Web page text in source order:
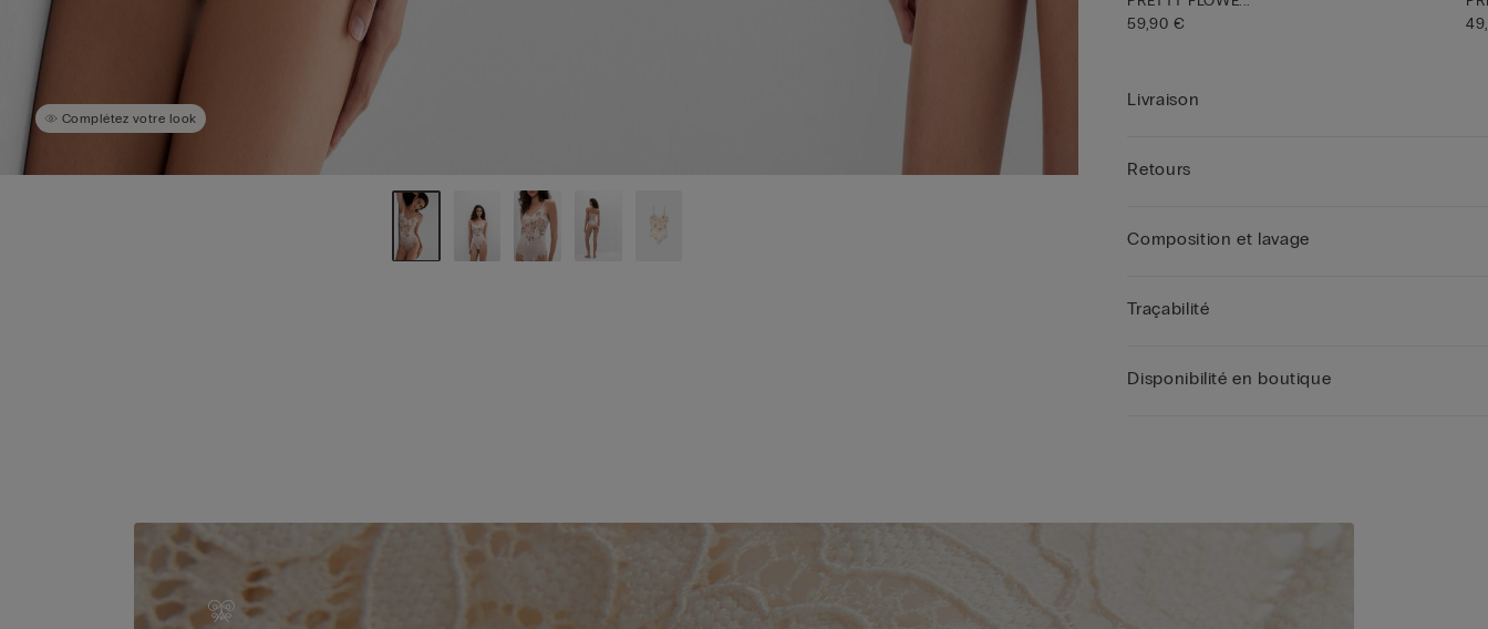
Complétez votre look
59,90 €
Livraison
Retours
Composition et lavage
Traçabilité
Disponibilité en boutique